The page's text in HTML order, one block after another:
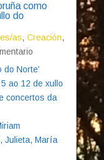
como
do
as, Creación,
do Norte’
ao 12 de xullo
concertos da
Julieta, María